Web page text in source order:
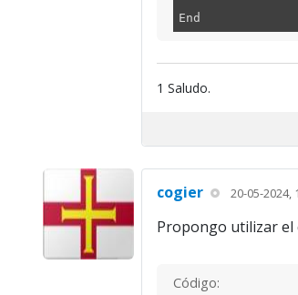
End
1 Saludo.
cogier 20-05-2024,
Propongo utilizar el
Código: